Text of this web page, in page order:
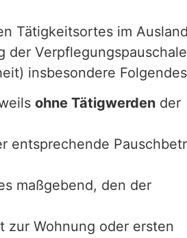
Tätigkeitsortes im Ausland
insbesondere
ohne Tätigwerden der
entsprechende
maßgebend, den der
zur Wohnung oder ersten